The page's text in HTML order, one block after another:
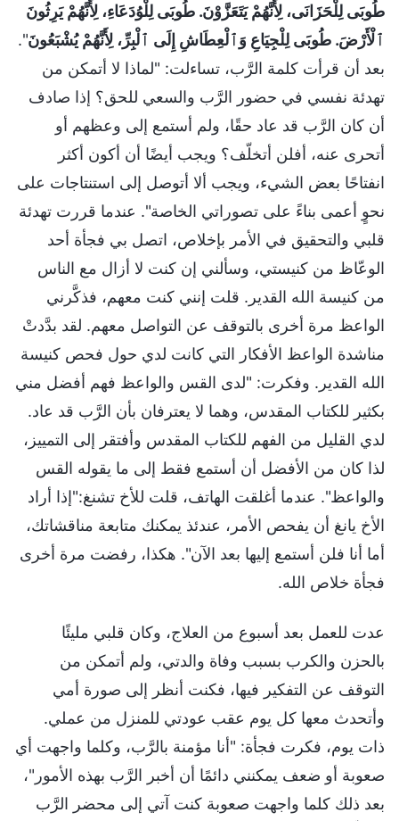
طُوبَى لِلْحَزَانَى، لِأَنَّهُمْ يَتَعَزَّوْنَ. طُوبَى لِلْوُدَعَاءِ، لِأَنَّهُمْ يَرِثُونَ
ٱلْأَرْضَ. طُوبَى لِلْجِيَاعِ وَٱلْعِطَاشِ إِلَى ٱلْبِرِّ، لِأَنَّهُمْ يُشْبَعُونَ".
بعد أن قرأت كلمة الرَّب، تساءلت: "لماذا لا أتمكن من
تهدئة نفسي في حضور الرَّب والسعي للحق؟ إذا صادف
أن كان الرَّب قد عاد حقًا، ولم أستمع إلى وعظهم أو
أتحرى عنه، أفلن أتخلّف؟ ويجب أيضًا أن أكون أكثر
انفتاحًا بعض الشيء، ويجب ألا أتوصل إلى استنتاجات على
نحوٍ أعمى بناءً على تصوراتي الخاصة". عندما قررت تهدئة
قلبي والتحقيق في الأمر بإخلاص، اتصل بي فجأة أحد
الوعّاظ من كنيستي، وسألني إن كنت لا أزال مع الناس
من كنيسة الله القدير. قلت إنني كنت معهم، فذكَّرني
الواعظ مرة أخرى بالتوقف عن التواصل معهم. لقد بدَّدتْ
مناشدة الواعظ الأفكار التي كانت لدي حول فحص كنيسة
الله القدير. وفكرت: "لدى القس والواعظ فهم أفضل مني
بكثير للكتاب المقدس، وهما لا يعترفان بأن الرَّب قد عاد.
لدي القليل من الفهم للكتاب المقدس وأفتقر إلى التمييز،
لذا كان من الأفضل أن أستمع فقط إلى ما يقوله القس
والواعظ". عندما أغلقت الهاتف، قلت للأخ تشنغ:"إذا أراد
الأخ يانغ أن يفحص الأمر، عندئذ يمكنك متابعة مناقشاتك،
أما أنا فلن أستمع إليها بعد الآن". هكذا، رفضت مرة أخرى
فجأة خلاص الله.
عدت للعمل بعد أسبوع من العلاج، وكان قلبي مليئًا
بالحزن والكرب بسبب وفاة والدتي، ولم أتمكن من
التوقف عن التفكير فيها، فكنت أنظر إلى صورة أمي
وأتحدث معها كل يوم عقب عودتي للمنزل من عملي.
ذات يوم، فكرت فجأة: "أنا مؤمنة بالرَّب، وكلما واجهت أي
صعوبة أو ضعف يمكنني دائمًا أن أخبر الرَّب بهذه الأمور"،
بعد ذلك كلما واجهت صعوبة كنت آتي إلى محضر الرَّب